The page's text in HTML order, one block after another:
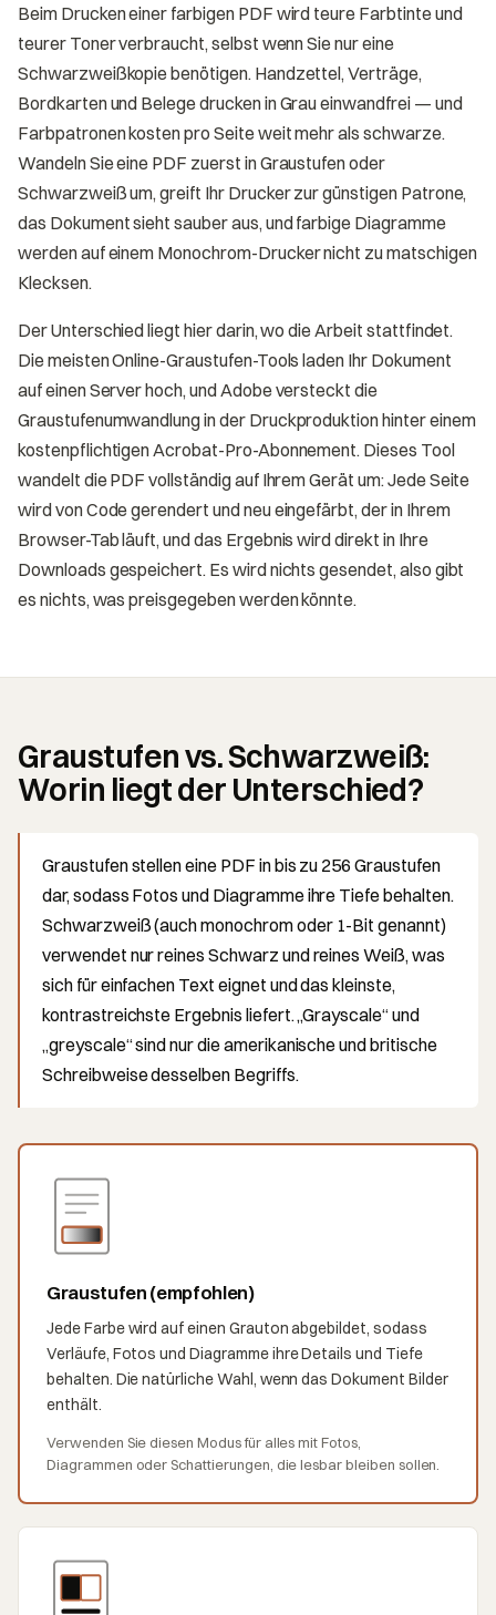
Beim Drucken einer farbigen PDF wird teure Farbtinte und
teurer Toner verbraucht, selbst wenn Sie nur eine
Schwarzweißkopie benötigen. Handzettel, Verträge,
Bordkarten und Belege drucken in Grau einwandfrei — und
Farbpatronen kosten pro Seite weit mehr als schwarze.
Wandeln Sie eine PDF zuerst in Graustufen oder
Schwarzweiß um, greift Ihr Drucker zur günstigen Patrone,
das Dokument sieht sauber aus, und farbige Diagramme
werden auf einem Monochrom-Drucker nicht zu matschigen
Klecksen.
Der Unterschied liegt hier darin, wo die Arbeit stattfindet.
Die meisten Online-Graustufen-Tools laden Ihr Dokument
auf einen Server hoch, und Adobe versteckt die
Graustufenumwandlung in der Druckproduktion hinter einem
kostenpflichtigen Acrobat-Pro-Abonnement. Dieses Tool
wandelt die PDF vollständig auf Ihrem Gerät um: Jede Seite
wird von Code gerendert und neu eingefärbt, der in Ihrem
Browser-Tab läuft, und das Ergebnis wird direkt in Ihre
Downloads gespeichert. Es wird nichts gesendet, also gibt
es nichts, was preisgegeben werden könnte.
Graustufen vs. Schwarzweiß:
Worin liegt der Unterschied?
Graustufen stellen eine PDF in bis zu 256 Graustufen
dar, sodass Fotos und Diagramme ihre Tiefe behalten.
Schwarzweiß (auch monochrom oder 1-Bit genannt)
verwendet nur reines Schwarz und reines Weiß, was
sich für einfachen Text eignet und das kleinste,
kontrastreichste Ergebnis liefert. „Grayscale“ und
„greyscale“ sind nur die amerikanische und britische
Schreibweise desselben Begriffs.
Graustufen (empfohlen)
Jede Farbe wird auf einen Grauton abgebildet, sodass
Verläufe, Fotos und Diagramme ihre Details und Tiefe
behalten. Die natürliche Wahl, wenn das Dokument Bilder
enthält.
Verwenden Sie diesen Modus für alles mit Fotos,
Diagrammen oder Schattierungen, die lesbar bleiben sollen.